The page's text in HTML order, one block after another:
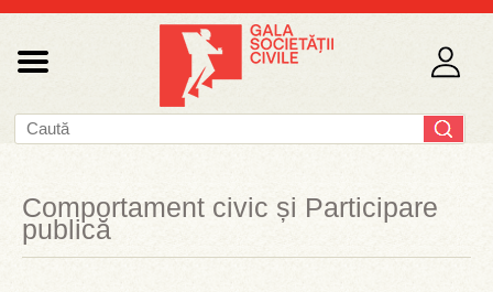
Comportament civic și Participare
publică